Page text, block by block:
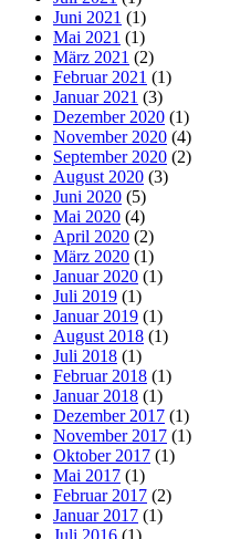
Juni 2021 (1)
Mai 2021 (1)
März 2021 (2)
Februar 2021 (1)
Januar 2021 (3)
Dezember 2020 (1)
November 2020 (4)
September 2020 (2)
August 2020 (3)
Juni 2020 (5)
Mai 2020 (4)
April 2020 (2)
März 2020 (1)
Januar 2020 (1)
Juli 2019 (1)
Januar 2019 (1)
August 2018 (1)
Juli 2018 (1)
Februar 2018 (1)
Januar 2018 (1)
Dezember 2017 (1)
November 2017 (1)
Oktober 2017 (1)
Mai 2017 (1)
Februar 2017 (2)
Januar 2017 (1)